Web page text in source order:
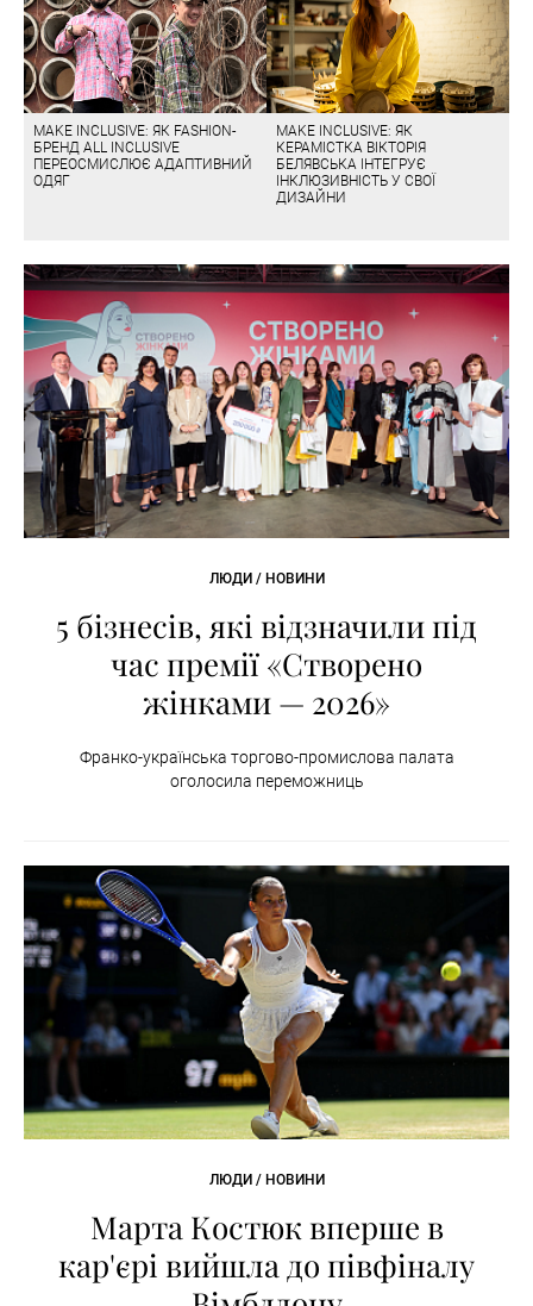
MAKE INCLUSIVE: ЯК FASHION-
БРЕНД ALL INCLUSIVE
ПЕРЕОСМИСЛЮЄ АДАПТИВНИЙ
ОДЯГ
MAKE INCLUSIVE: ЯК
КЕРАМІСТКА ВІКТОРІЯ
БЕЛЯВСЬКА ІНТЕГРУЄ
ІНКЛЮЗИВНІСТЬ У СВОЇ
ДИЗАЙНИ
ЛЮДИ / НОВИНИ
5 бізнесів, які відзначили під
час премії «Створено
жінками — 2026»
Франко-українська торгово-промислова палата
оголосила переможниць
ЛЮДИ / НОВИНИ
Марта Костюк вперше в
кар'єрі вийшла до півфіналу